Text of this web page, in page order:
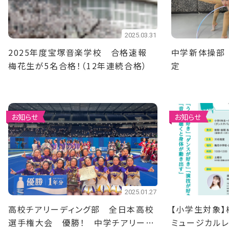
2025.03.31
2025年度宝塚音楽学校 合格速報
梅花生が5名合格！（12年連続合格）
中学新体操
定
お知らせ
2025.01.27
高校チアリーディング部 全日本高校
選手権大会 優勝！ 中学チアリーデ
お知らせ
【小学生対象
ミュージカル